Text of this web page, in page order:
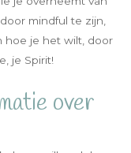
mindful te zijn,
hoe je het wilt, door
je Spirit!
over